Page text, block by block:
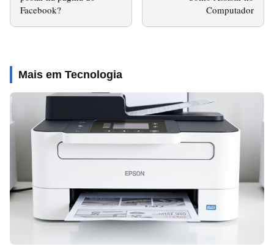
Facebook?
Computador
Mais em Tecnologia